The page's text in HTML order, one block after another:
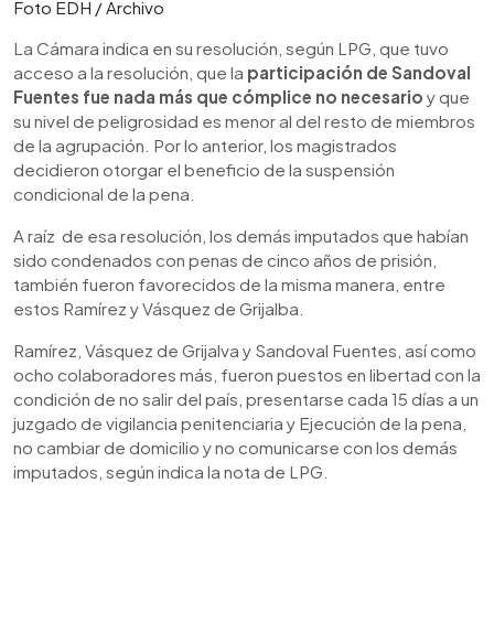
Foto EDH / Archivo
La Cámara indica en su resolución, según LPG, que tuvo
acceso a la resolución, que la participación de Sandoval
Fuentes fue nada más que cómplice no necesario y que
su nivel de peligrosidad es menor al del resto de miembros
de la agrupación. Por lo anterior, los magistrados
decidieron otorgar el beneficio de la suspensión
condicional de la pena.
A raíz de esa resolución, los demás imputados que habían
sido condenados con penas de cinco años de prisión,
también fueron favorecidos de la misma manera, entre
estos Ramírez y Vásquez de Grijalba.
Ramírez, Vásquez de Grijalva y Sandoval Fuentes, así como
ocho colaboradores más, fueron puestos en libertad con la
condición de no salir del país, presentarse cada 15 días a un
juzgado de vigilancia penitenciaria y Ejecución de la pena,
no cambiar de domicilio y no comunicarse con los demás
imputados, según indica la nota de LPG.